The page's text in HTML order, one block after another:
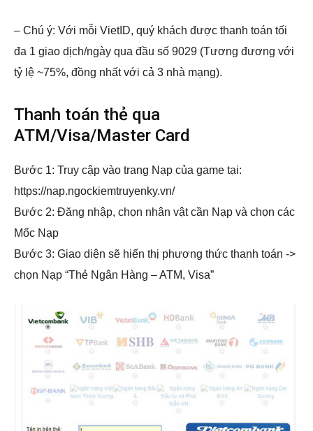
– Chú ý: Với mỗi VietID, quý khách được thanh toán tối
đa 1 giao dịch/ngày qua đầu số 9029 (Tương đương với
tỷ lệ ~75%, đồng nhất với cả 3 nhà mạng).
Thanh toán thẻ qua
ATM/Visa/Master Card
Bước 1: Truy cập vào trang Nạp của game tại:
https://nap.ngockiemtruyenky.vn/
Bước 2: Đăng nhập, chọn nhân vật cần Nạp và chọn các
Mốc Nạp
Bước 3: Giao diện sẽ hiển thị phương thức thanh toán ->
chọn Nạp “Thẻ Ngân Hàng – ATM, Visa”